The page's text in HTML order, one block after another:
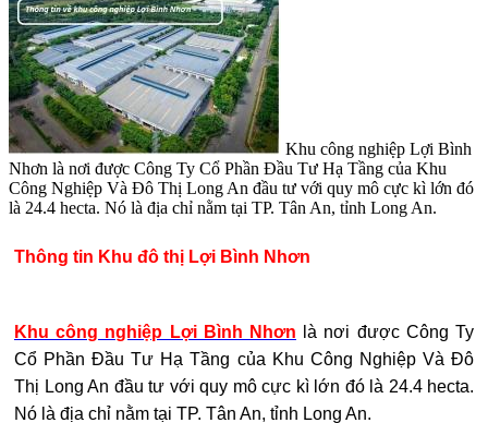
Khu công nghiệp Lợi Bình
Nhơn là nơi được Công Ty Cổ Phần Đầu Tư Hạ Tầng của Khu
Công Nghiệp Và Đô Thị Long An đầu tư với quy mô cực kì lớn đó
là 24.4 hecta. Nó là địa chỉ nằm tại TP. Tân An, tỉnh Long An.
Thông tin Khu đô thị Lợi Bình Nhơn
Khu công nghiệp Lợi Bình Nhơn là nơi được Công Ty
Cổ Phần Đầu Tư Hạ Tầng của Khu Công Nghiệp Và Đô
Thị Long An đầu tư với quy mô cực kì lớn đó là 24.4 hecta.
Nó là địa chỉ nằm tại TP. Tân An, tỉnh Long An.